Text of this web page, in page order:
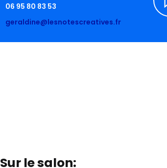
06 95 80 83 53
geraldine@lesnotescreatives.fr
Sur le salon: